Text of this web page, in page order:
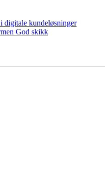
digitale kundeløsninger
God skikk